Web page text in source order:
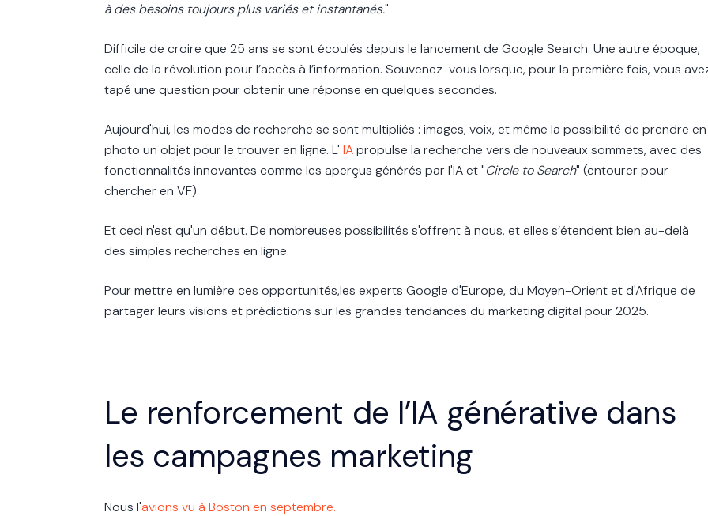
à des besoins toujours plus variés et instantanés."
Difficile de croire que 25 ans se sont écoulés depuis le lancement de Google Search. Une autre époque,
celle de la révolution pour l’accès à l’information. Souvenez-vous lorsque, pour la première fois, vous
tapé une question pour obtenir une réponse en quelques secondes.
Aujourd'hui, les modes de recherche se sont multipliés : images, voix, et même la possibilité de prendre en
photo un objet pour le trouver en ligne. L' IApropulse la recherche vers de nouveaux sommets, avec des
fonctionnalités innovantes comme les aperçus générés par l'IA et "Circle to Search" (entourer pour
chercher en VF).
Et ceci n'est qu'un début. De nombreuses possibilités s'offrent à nous, et elles s’étendent bien au-delà
des simples recherches en ligne.
Pour mettre en lumière ces opportunités,les experts Google d'Europe, du Moyen-Orient et d'Afrique de
partager leurs visions et prédictions sur les grandes tendances du marketing digital pour 2025.
Le renforcement de l’IA générative dans
les campagnes marketing
Nous l'avions vu à Boston en septembre.